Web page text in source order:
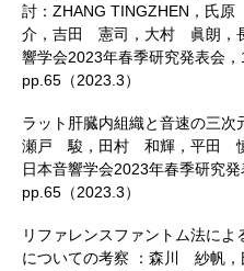
討：ZHANG TINGZHEN，氏
介，吉田 憲司，大村 眞朗，
響学会2023年春季研究発表会
pp.65（2023.3）
ラット肝臓内組織と音速の三
瀬戸 駿，田村 和輝，平田
日本音響学会2023年春季研究
pp.65（2023.3）
リファレンスファントム法に
についての考察 ：森川 紗帆